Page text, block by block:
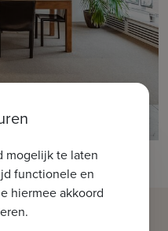
mogelijk te laten
functionele en
hiermee akkoord